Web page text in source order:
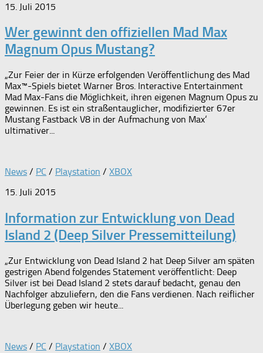
15. Juli 2015
Wer gewinnt den offiziellen Mad Max
Magnum Opus Mustang?
„Zur Feier der in Kürze erfolgenden Veröffentlichung des Mad
Max™-Spiels bietet Warner Bros. Interactive Entertainment
Mad Max-Fans die Möglichkeit, ihren eigenen Magnum Opus zu
gewinnen. Es ist ein straßentauglicher, modifizierter 67er
Mustang Fastback V8 in der Aufmachung von Max‘
ultimativer...
News / PC / Playstation / XBOX
15. Juli 2015
Information zur Entwicklung von Dead
Island 2 (Deep Silver Pressemitteilung)
„Zur Entwicklung von Dead Island 2 hat Deep Silver am späten
gestrigen Abend folgendes Statement veröffentlicht: Deep
Silver ist bei Dead Island 2 stets darauf bedacht, genau den
Nachfolger abzuliefern, den die Fans verdienen. Nach reiflicher
Überlegung geben wir heute...
News / PC / Playstation / XBOX